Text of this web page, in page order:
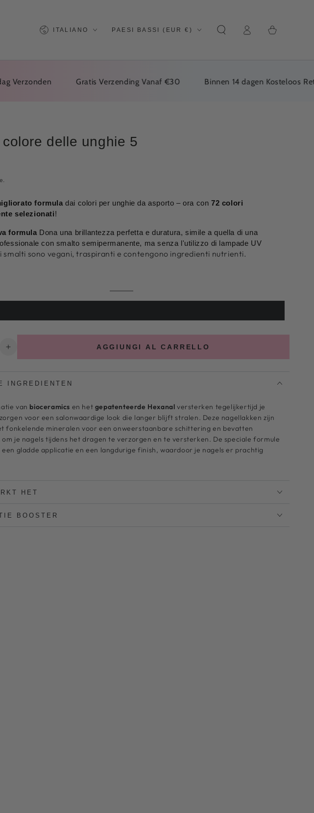
Lingua
ITALIANO PAESI BASSI (EUR €) Login
della
Gratis Verzending Vanaf €30 Binnen 14 dagen Kosteloos
colore delle unghie 5
formula dai colori per unghie da asporto – ora con72 colori
selezionati!
formula Dona una brillantezza perfetta e duratura, simile a quella di una
con smalto semipermanente, ma senza l'utilizzo di lampade UV
smalti sono vegani, traspiranti e contengono ingredienti nutrienti.
Colore
5
Variante
esaurita
disponibile
Aumentare
per
il
delle
unghie
5
AGGIUNGI AL CARRELLO
INGREDIENTEN
van bioceramics en het gepatenteerde Hexanal versterken tegelijkertijd je
voor een salonwaardige look die langer blijft stralen. Deze nagellakken zijn
fonkelende mineralen voor een onweerstaanbare schittering en bevatten
om je nagels tijdens het dragen te verzorgen en te versterken. De speciale formule
gladde applicatie en een langdurige finish, waardoor je nagels er prachtig
HET
BOOSTER